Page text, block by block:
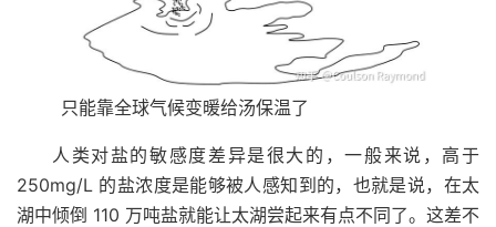
只能靠全球气候变暖给汤保温了
人类对盐的敏感度差异是很大的，一般来说，高于
250mg/L 的盐浓度是能够被人感知到的，也就是说，在太
湖中倾倒 110 万吨盐就能让太湖尝起来有点不同了。这差不